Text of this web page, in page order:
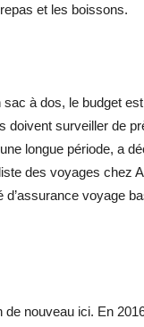
et les boissons.
à dos, le budget
doivent surveiller de
longue période, a
des voyages chez
voyage
de nouveau ici. En